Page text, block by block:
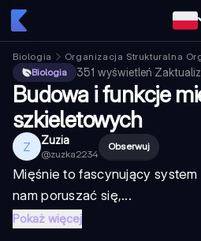
Biologia Organizacja Strukturalna
Biologia
351 wyświetleń·
Budowa i funkcje
szkieletowych
Z Zuzia
@zuzka2234
Obserwuj
Mięśnie to fascynujący
nam poruszać się,...
Pokaż więcej